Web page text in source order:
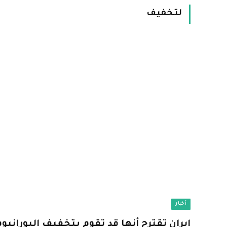
لتخفيف
أخبار
إيران تقترح أنها قد تقوم بتخفيف